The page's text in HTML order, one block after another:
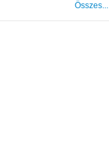
Összes...